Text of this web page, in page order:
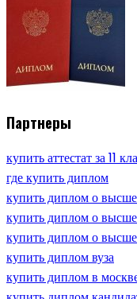
Партнеры
купить аттестат за 11
где купить диплом
купить диплом о
купить диплом о
купить диплом о
купить диплом вуза
купить диплом в